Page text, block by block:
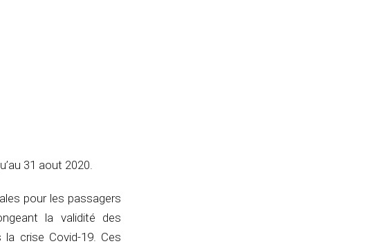
31 aout 2020.
pour les passagers
la validité des
crise Covid-19. Ces